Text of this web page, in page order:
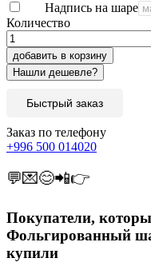
Надпись на шаре
Количество
добавить в корзину
Быстрый заказ
Заказ по телефону
+996 500 014020
💬💌😊📲👉
Покупатели,
Фольгированный
купили